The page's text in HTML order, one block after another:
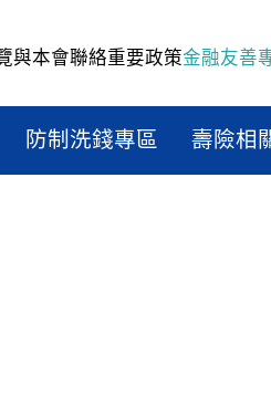
與本會聯絡重要政策金融友善
防制洗錢專區 壽險相